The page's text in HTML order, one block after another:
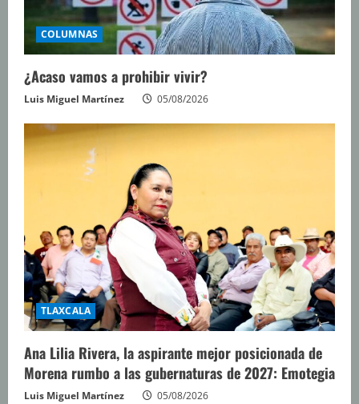
COLUMNAS
¿Acaso vamos a prohibir vivir?
Luis Miguel Martínez 05/08/2026
TLAXCALA
Ana Lilia Rivera, la aspirante mejor posicionada de
Morena rumbo a las gubernaturas de 2027: Emotegia
Luis Miguel Martínez 05/08/2026